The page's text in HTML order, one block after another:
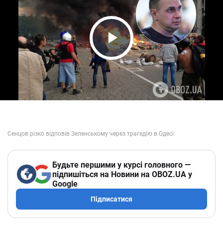
Play Video
Будьте першими у курсі головного —
підпишіться на Новини на OBOZ.UA у
Google
Підписатися